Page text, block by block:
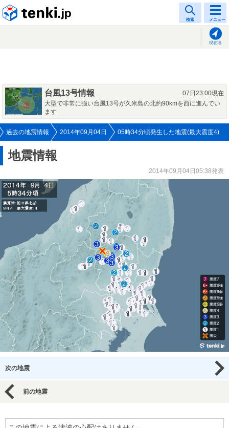
検索 メニュー
現在地
台風13号情報
07日23:00現在
大型で非常に強い台風13号が久米島の北約90kmを西に進んでい
ます
過去の地震情報 2014年09月04日 05時34分頃発生した地震(最大震度4)
地震情報
2014年09月04日05:38発表
次の地震
前の地震